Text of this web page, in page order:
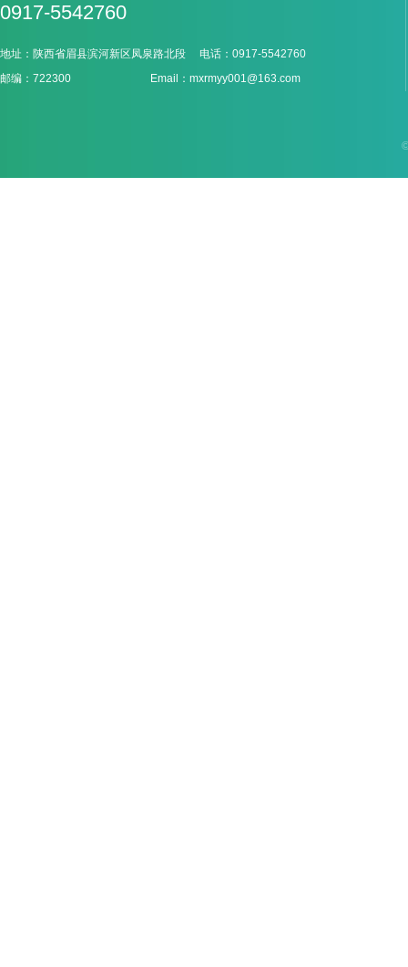
0917-5542760
地址：陕西省眉县滨河新区凤泉路北段 电话：0917-5542760
邮编：722300 Email：mxrmyy001@163.com